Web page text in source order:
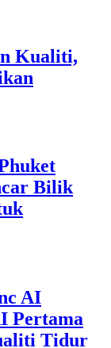
Kualiti,
Bilik
AI
Pertama
Tidur